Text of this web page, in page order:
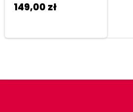
149,00 zł